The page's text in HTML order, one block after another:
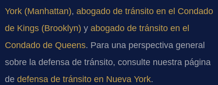
York (Manhattan), abogado de tránsito en el Condado
de Kings (Brooklyn) y abogado de tránsito en el
Condado de Queens. Para una perspectiva general
sobre la defensa de tránsito, consulte nuestra página
de defensa de tránsito en Nueva York.